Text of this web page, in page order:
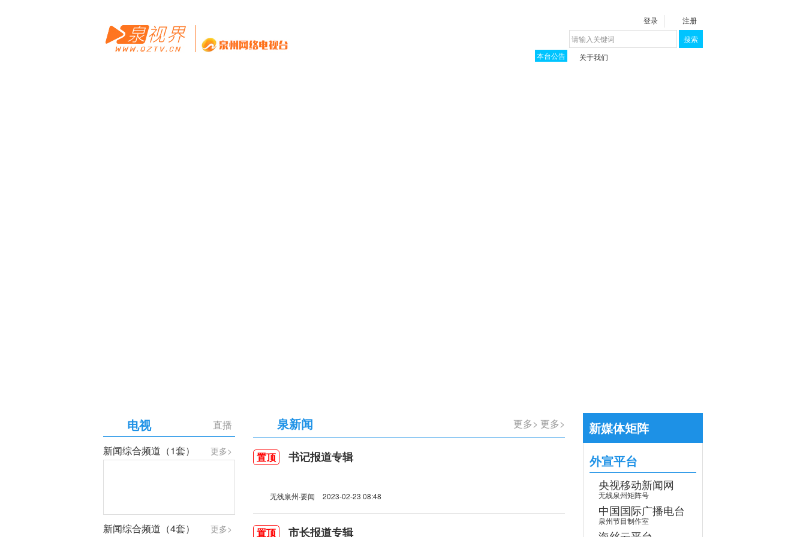
登录
注册
搜索
本台公告
关于我们
直播
电视
更多>
新闻综合频道（1套）
更多>
新闻综合频道（4套）
更多> 更多>
泉新闻
置顶 书记报道专辑
无线泉州·要闻 2023-02-23 08:48
置顶 市长报道专辑
新媒体矩阵
外宣平台
央视移动新闻网
无线泉州矩阵号
中国国际广播电台
泉州节目制作室